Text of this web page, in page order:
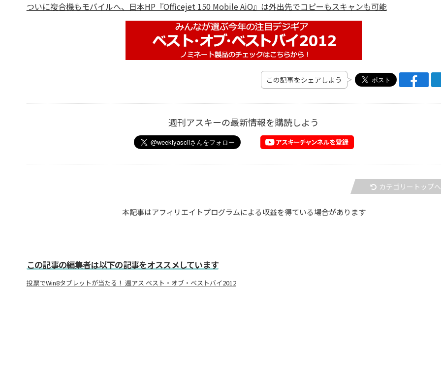
ついに複合機もモバイルへ、日本HP『Officejet 150 Mobile AiO』は外出先でコピーもスキャンも可能
この記事をシェアしよう
週刊アスキーの最新情報を購読しよう
カテゴリートップへ
本記事はアフィリエイトプログラムによる収益を得ている場合があります
この記事の編集者は以下の記事をオススメしています
投票でWin8タブレットが当たる！ 週アス ベスト・オブ・ベストバイ2012